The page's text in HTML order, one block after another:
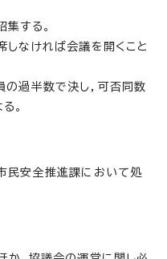
する。
なければ会議を開くこと
過半数で決し，可否同数
。
民安全推進課において処